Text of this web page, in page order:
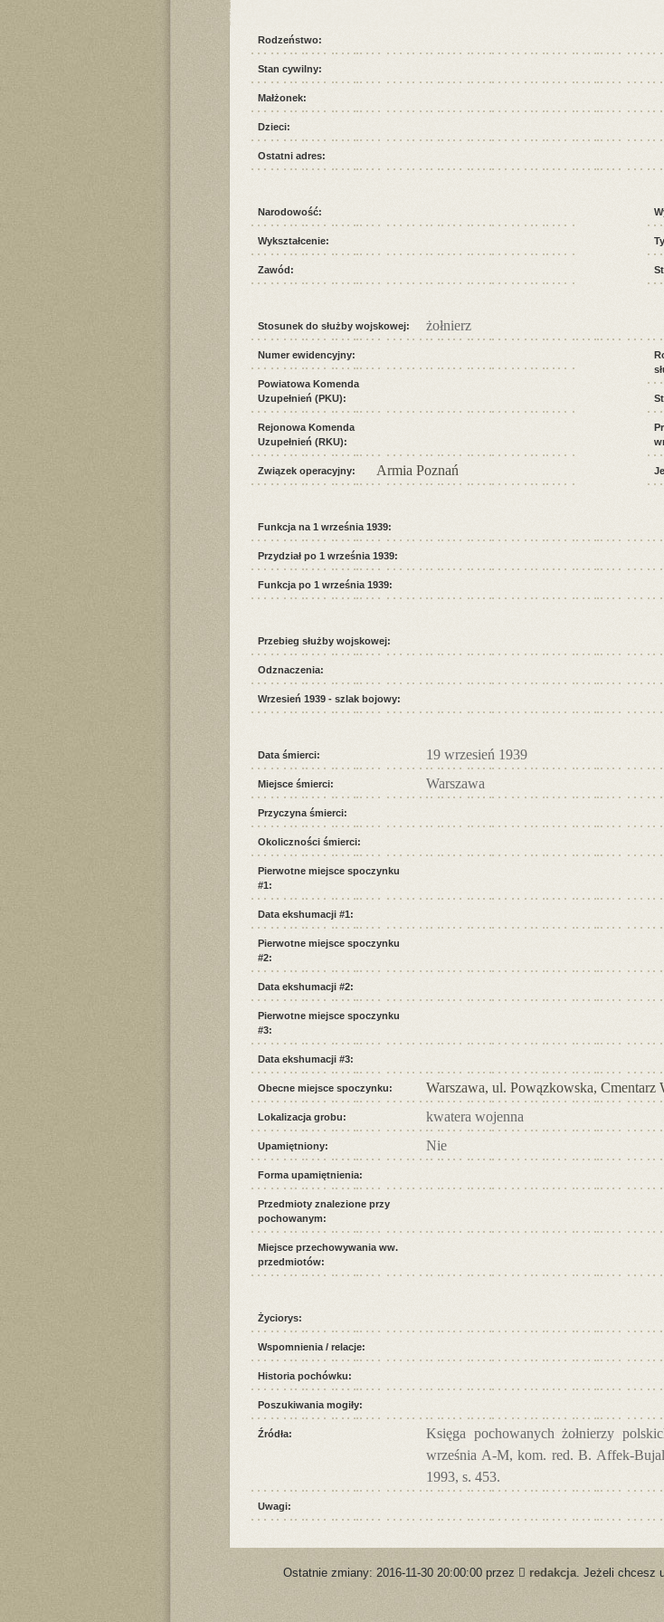
Rodzeństwo:
Stan cywilny:
Małżonek:
Dzieci:
Ostatni adres:
Narodowość:
Wykształcenie:
Zawód:
Stosunek do służby wojskowej: żołnierz
Numer ewidencyjny:
Powiatowa Komenda
Uzupełnień (PKU):
Rejonowa Komenda
Uzupełnień (RKU):
Związek operacyjny: Armia Poznań
Funkcja na 1 września 1939:
Przydział po 1 września 1939:
Funkcja po 1 września 1939:
Przebieg służby wojskowej:
Odznaczenia:
Wrzesień 1939 - szlak bojowy:
Data śmierci: 19 wrzesień 1939
Miejsce śmierci: Warszawa
Przyczyna śmierci:
Okoliczności śmierci:
Pierwotne miejsce spoczynku
#1:
Data ekshumacji #1:
Pierwotne miejsce spoczynku
#2:
Data ekshumacji #2:
Pierwotne miejsce spoczynku
#3:
Data ekshumacji #3:
Obecne miejsce spoczynku: Warszawa, ul. Powązkowska, Cmentarz
Lokalizacja grobu: kwatera wojenna
Upamiętniony: Nie
Forma upamiętnienia:
Przedmioty znalezione przy
pochowanym:
Miejsce przechowywania ww.
przedmiotów:
Życiorys:
Wspomnienia / relacje:
Historia pochówku:
Poszukiwania mogiły:
Źródła:
Księga pochowanych żołnierzy
września A-M, kom. red. B. Affek-
1993, s. 453.
Uwagi:
Ostatnie zmiany: 2016-11-30 20:00:00 przez redakcja. Jeżeli chcesz